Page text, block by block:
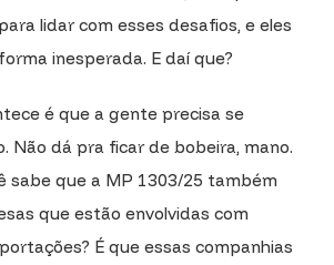
lidar com esses desafios, e eles
inesperada. E daí que?
é que a gente precisa se
Não dá pra ficar de bobeira, mano.
sabe que a MP 1303/25 também
que estão envolvidas com
É que essas companhias